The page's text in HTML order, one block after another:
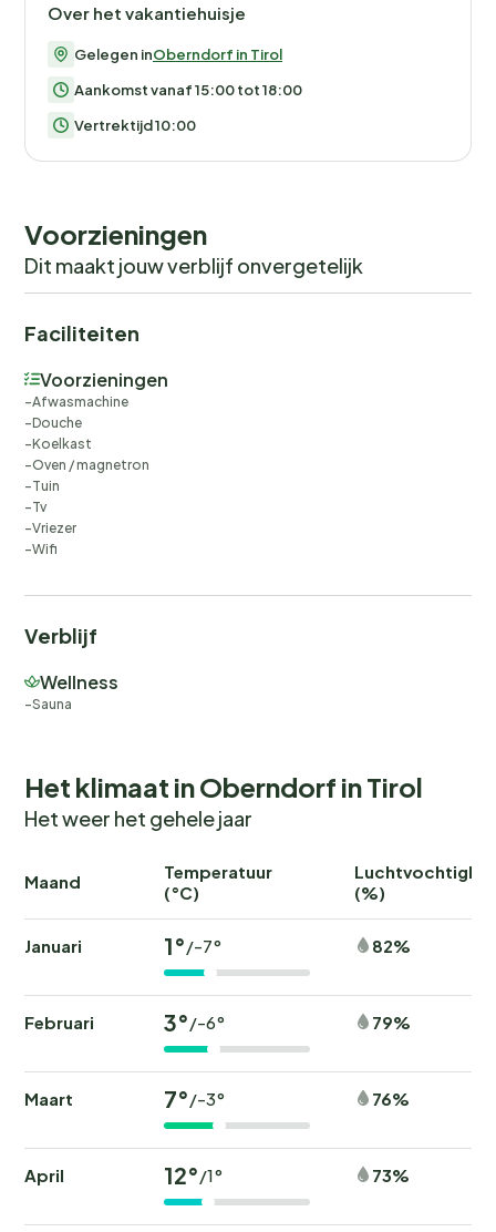
Over het vakantiehuisje
Gelegen inOberndorf in Tirol
Aankomst vanaf 15:00 tot 18:00
Vertrektijd 10:00
Voorzieningen
Dit maakt jouw verblijf onvergetelijk
Faciliteiten
Voorzieningen
Afwasmachine
Douche
Koelkast
Oven / magnetron
Tuin
Tv
Vriezer
Wifi
Verblijf
Wellness
Sauna
Het klimaat in Oberndorf in Tirol
Het weer het gehele jaar
Maand
Temperatuur
(°C)
(%)
Januari 1°/-7° 82%
Februari 3°/-6° 79%
Maart 7°/-3° 76%
April 12°/1° 73%